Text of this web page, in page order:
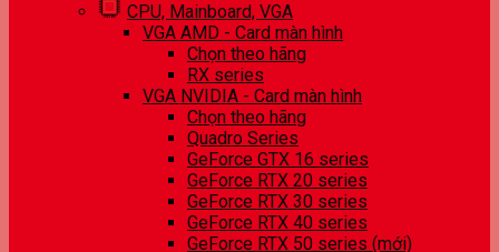
CPU, Mainboard, VGA
VGA AMD - Card màn hình
Chọn theo hãng
RX series
VGA NVIDIA - Card màn hình
Chọn theo hãng
Quadro Series
GeForce GTX 16 series
GeForce RTX 20 series
GeForce RTX 30 series
GeForce RTX 40 series
GeForce RTX 50 series (mới)